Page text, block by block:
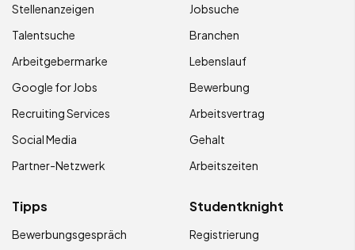
Stellenanzeigen
Talentsuche
Arbeitgebermarke
Google for Jobs
Recruiting Services
Social Media
Partner-Netzwerk
Jobsuche
Branchen
Lebenslauf
Bewerbung
Arbeitsvertrag
Gehalt
Arbeitszeiten
Tipps
Bewerbungsgespräch
Studentknight
Registrierung